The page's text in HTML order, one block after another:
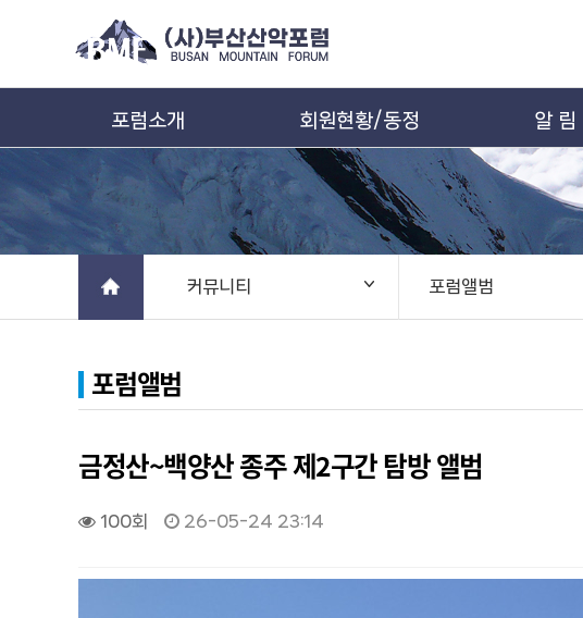
포럼소개 회원현황/동정 알 림
커뮤니티 포럼앨범
포럼앨범
금정산~백양산 종주 제2구간 탐방 앨범
100회 26-05-24 23:14